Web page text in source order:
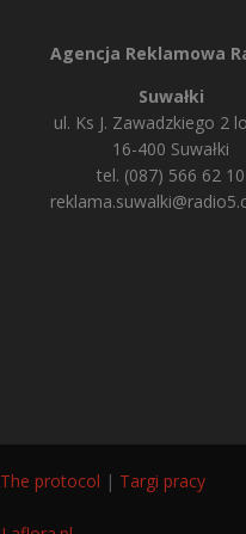
Agencja Reklamowa
Suwałki
ul. Ks J. Zawadzkiego 2
16-400 Suwałki
tel. (087) 566 62 10
The protocol | Targi pracy